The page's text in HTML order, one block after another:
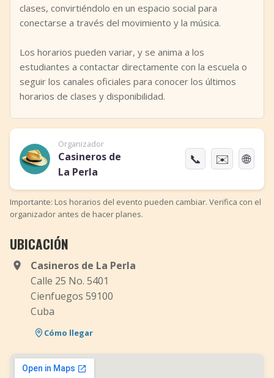
clases, convirtiéndolo en un espacio social para
conectarse a través del movimiento y la música.
Los horarios pueden variar, y se anima a los
estudiantes a contactar directamente con la escuela o
seguir los canales oficiales para conocer los últimos
horarios de clases y disponibilidad.
Organizador
Casineros de
La Perla
📞 ✉️ 🌐
Importante: Los horarios del evento pueden cambiar. Verifica con el
organizador antes de hacer planes.
UBICACIÓN
Casineros de La Perla
Calle 25 No. 5401
Cienfuegos 59100
Cuba
Cómo llegar